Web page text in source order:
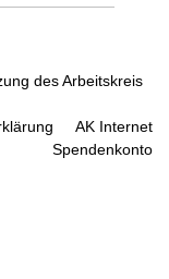
des Arbeitskreis
AK Internet
Spendenkonto